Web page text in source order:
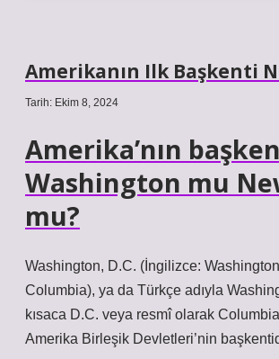
Amerikanın Ilk Başkenti
Tarih: Ekim 8, 2024
Amerika’nın
Washington mu
mu?
Washington, D.C. (İngilizce:
Columbia), ya da Türkçe adıyla
kısaca D.C. veya resmî olarak
Amerika Birleşik Devletleri’nin